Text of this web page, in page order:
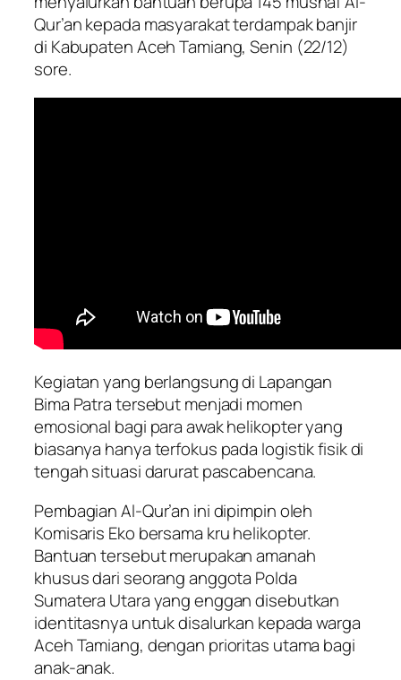
Qur’an kepada masyarakat terdampak banjir
di Kabupaten Aceh Tamiang, Senin (22/12)
sore.
Kegiatan yang berlangsung di Lapangan
Bima Patra tersebut menjadi momen
emosional bagi para awak helikopter yang
biasanya hanya terfokus pada logistik fisik di
tengah situasi darurat pascabencana.
Pembagian Al-Qur’an ini dipimpin oleh
Komisaris Eko bersama kru helikopter.
Bantuan tersebut merupakan amanah
khusus dari seorang anggota Polda
Sumatera Utara yang enggan disebutkan
identitasnya untuk disalurkan kepada warga
Aceh Tamiang, dengan prioritas utama bagi
anak-anak.